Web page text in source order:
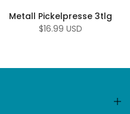
Metall Pickelpresse 3tlg
$16.99 USD